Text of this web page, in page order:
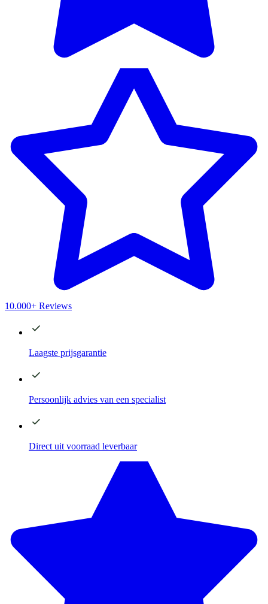
10.000+ Reviews
Laagste prijsgarantie
Persoonlijk advies van een specialist
Direct uit voorraad leverbaar